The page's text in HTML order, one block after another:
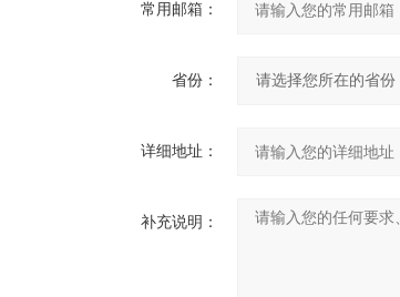
常用邮箱：
省份：
详细地址：
补充说明：